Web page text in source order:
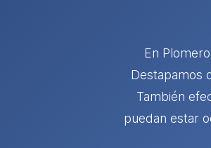
En
Destapamos
También
puedan estar